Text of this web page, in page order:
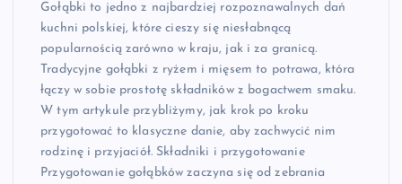
Gołąbki to jedno z najbardziej rozpoznawalnych dań
kuchni polskiej, które cieszy się niesłabnącą
popularnością zarówno w kraju, jak i za granicą.
Tradycyjne gołąbki z ryżem i mięsem to potrawa, która
łączy w sobie prostotę składników z bogactwem smaku.
W tym artykule przybliżymy, jak krok po kroku
przygotować to klasyczne danie, aby zachwycić nim
rodzinę i przyjaciół. Składniki i przygotowanie
Przygotowanie gołąbków zaczyna się od zebrania